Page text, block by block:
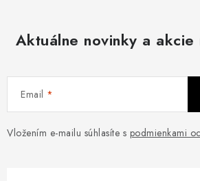
Aktuálne novinky a akcie
Email
Vložením e-mailu súhlasíte s podmienkami